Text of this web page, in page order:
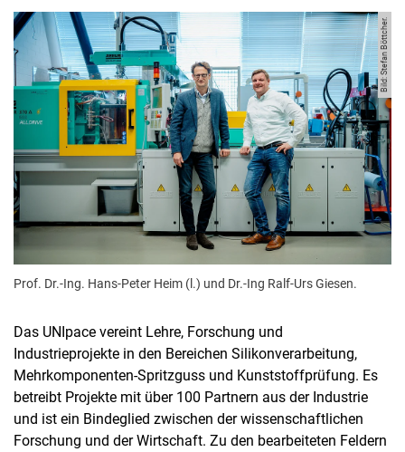
Bild: Stefan Böttcher.
Prof. Dr.-Ing. Hans-Peter Heim (l.) und Dr.-Ing Ralf-Urs Giesen.
Das UNIpace vereint Lehre, Forschung und
Industrieprojekte in den Bereichen Silikonverarbeitung,
Mehrkomponenten-Spritzguss und Kunststoffprüfung. Es
betreibt Projekte mit über 100 Partnern aus der Industrie
und ist ein Bindeglied zwischen der wissenschaftlichen
Forschung und der Wirtschaft. Zu den bearbeiteten Feldern